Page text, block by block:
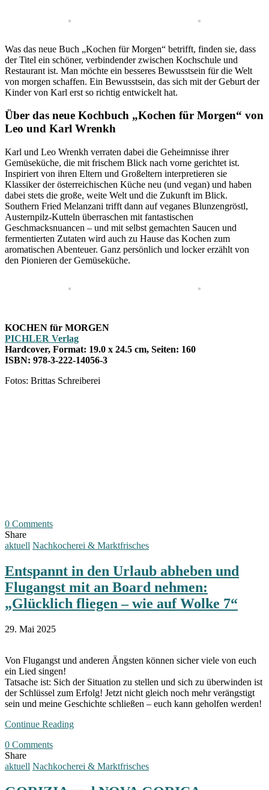
Was das neue Buch „Kochen für Morgen“ betrifft, finden sie, dass
der Titel ein schöner, verbindender zwischen Kochschule und
Restaurant ist. Man möchte ein besseres Bewusstsein für die Welt
von morgen schaffen. Ein Bewusstsein, das sich mit der Geburt der
Kinder von Karl erst so richtig entwickelt hat.
Über das neue Kochbuch „Kochen für Morgen“ von
Leo und Karl Wrenkh
Karl und Leo Wrenkh verraten dabei die Geheimnisse ihrer
Gemüseküche, die mit frischem Blick nach vorne gerichtet ist.
Inspiriert von ihren Eltern und Großeltern interpretieren sie
Klassiker der österreichischen Küche neu (und vegan) und haben
dabei stets die große, weite Welt und die Zukunft im Blick.
Southern Fried Melanzani trifft dann auf veganes Blunzengröstl,
Austernpilz-Kutteln überraschen mit fantastischen
Geschmacksnuancen – und mit selbst gemachten Saucen und
fermentierten Zutaten wird auch zu Hause das Kochen zum
aromatischen Abenteuer. Ganz persönlich und locker erzählt von
den Pionieren der Gemüseküche.
KOCHEN für MORGEN
PICHLER Verlag
Hardcover, Format: 19.0 x 24.5 cm, Seiten: 160
ISBN: 978-3-222-14056-3
Fotos: Brittas Schreiberei
0 Comments
Share
aktuell Nachkocherei & Marktfrisches
Entspannt in den Urlaub abheben und
Flugangst mit an Board nehmen:
„Glücklich fliegen – wie auf Wolke 7“
29. Mai 2025
Von Flugangst und anderen Ängsten können sicher viele von euch
ein Lied singen!
Tatsache ist: Sich der Situation zu stellen und sich zu überwinden ist
der Schlüssel zum Erfolg! Jetzt nicht gleich noch mehr verängstigt
sein und meine Geschichte schließen – euch kann geholfen werden!
Continue Reading
0 Comments
Share
aktuell Nachkocherei & Marktfrisches